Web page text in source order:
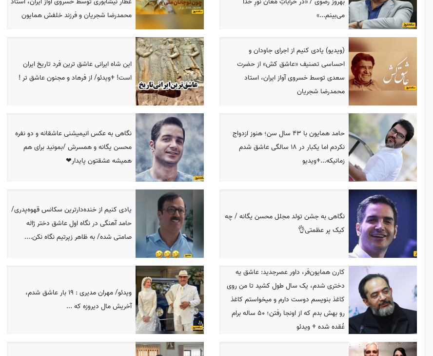
می‌بینم...»
محمدرضا شجریان و فرزند خلفش همایون
(ویدیو) یادی کنیم از اجرای جاودان و
احساسی تصنیف «عاشق کش» از حضرت
سعدی توسط خسروی آواز ایران، استاد
محمدرضا شجریان
این شاه ایرانی عاشق ترین فرد تاریخ ایران
است! +ویدئو/ از فرهاد و مجنون عاشق تر !
حامد همایون با 43 سال سن؛ هنوز ازدواج
نکردم اما یکبار در 18 سالگی عاشق شدم
زمانیکه...+ویدیو
نگاهی به عکس انیمیشنی عاشقانه و دو نفره
محسن یگانه و همسرش /بمونید برای هم
همیشه عشقتون پایدار❤
نگاهی به جشن تولد مجلل محسن یگانه / چه
کیک پر عظمتی👌
یادی کنیم از خنده‌دارترین سکانس قهوه‌پدری/
حامد آهنگی در نگاه اول عاشق دختر ژاله
صامتی شده/ به ظاهر زپرتیم نگاه نکن....
کارن همایون‌فر، داور عصرجدید: عاشق یه
دختری شدم، یک سال طول کشید تا من روی
کاغذ بنویسم دوست دارم و میخواستم کاغذ
رو بهش بدم که از اونجا رفتن؛ 50 ساله برام
عُقده شده + ویدئو
ویدئو/ مهران مدیری : 19 بار عاشق شدم،
آخریش مال دیروزه که ...